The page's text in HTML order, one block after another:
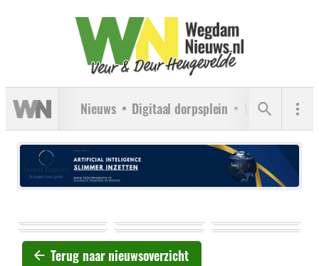
Nieuws Digitaal dorpsplein Verenigingen
Terug naar nieuwsoverzicht